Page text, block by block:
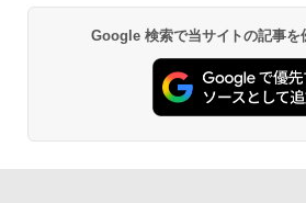
Google 検索で当サイトの記事を